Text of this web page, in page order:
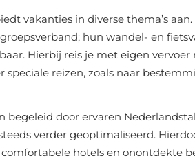
vakanties in diverse thema’s
hun wandel- en
Hierbij reis je met eigen
speciale reizen, zoals naar
begeleid door ervaren
verder geoptimaliseerd.
hotels en onontdekte